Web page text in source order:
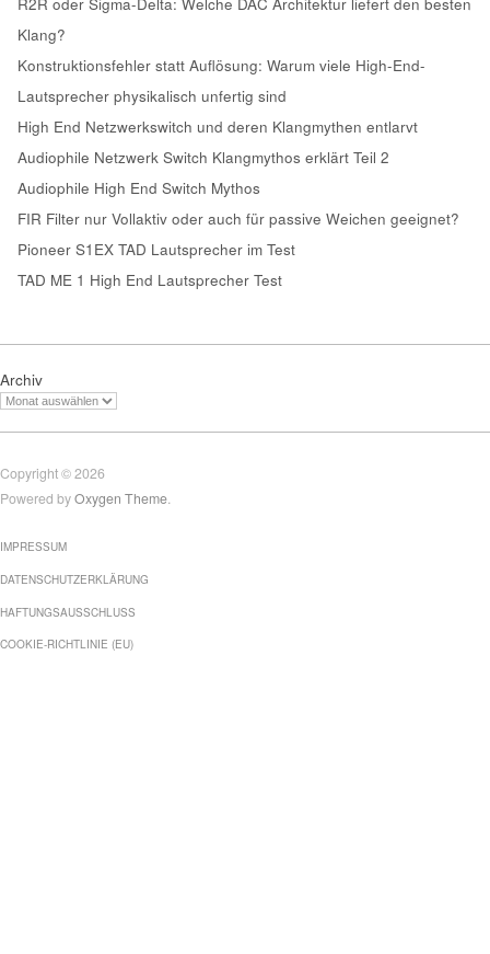
Klang?
Konstruktionsfehler statt Auflösung: Warum viele High-End-
Lautsprecher physikalisch unfertig sind
High End Netzwerkswitch und deren Klangmythen entlarvt
Audiophile Netzwerk Switch Klangmythos erklärt Teil 2
Audiophile High End Switch Mythos
FIR Filter nur Vollaktiv oder auch für passive Weichen geeignet?
Pioneer S1EX TAD Lautsprecher im Test
TAD ME 1 High End Lautsprecher Test
Archiv
Copyright © 2026
Powered byOxygen Theme.
IMPRESSUM
DATENSCHUTZERKLÄRUNG
HAFTUNGSAUSSCHLUSS
COOKIE-RICHTLINIE (EU)